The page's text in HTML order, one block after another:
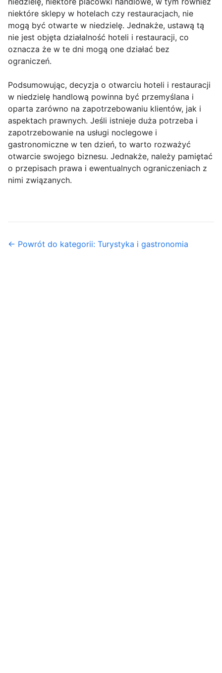
niektóre sklepy w hotelach czy restauracjach, nie
mogą być otwarte w niedzielę. Jednakże, ustawą tą
nie jest objęta działalność hoteli i restauracji, co
oznacza że w te dni mogą one działać bez
ograniczeń.
Podsumowując, decyzja o otwarciu hoteli i restauracji
w niedzielę handlową powinna być przemyślana i
oparta zarówno na zapotrzebowaniu klientów, jak i
aspektach prawnych. Jeśli istnieje duża potrzeba i
zapotrzebowanie na usługi noclegowe i
gastronomiczne w ten dzień, to warto rozważyć
otwarcie swojego biznesu. Jednakże, należy pamiętać
o przepisach prawa i ewentualnych ograniczeniach z
nimi związanych.
← Powrót do kategorii: Turystyka i gastronomia